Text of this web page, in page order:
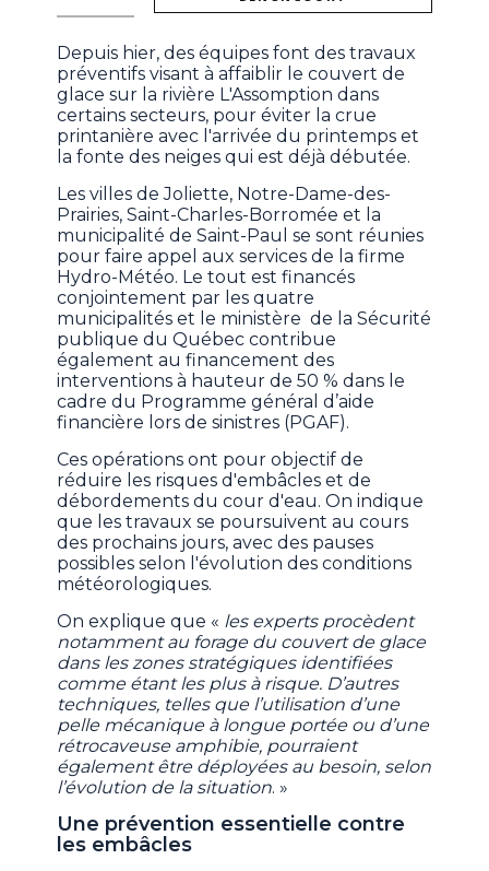
Depuis hier, des équipes font des travaux
préventifs visant à affaiblir le couvert de
glace sur la rivière L'Assomption dans
certains secteurs, pour éviter la crue
printanière avec l'arrivée du printemps et
la fonte des neiges qui est déjà débutée.
Les villes de Joliette, Notre-Dame-des-
Prairies, Saint-Charles-Borromée et la
municipalité de Saint-Paul se sont réunies
pour faire appel aux services de la firme
Hydro-Météo. Le tout est financés
conjointement par les quatre
municipalités et le ministère de la Sécurité
publique du Québec contribue
également au financement des
interventions à hauteur de 50 % dans le
cadre du Programme général d’aide
financière lors de sinistres (PGAF).
Ces opérations ont pour objectif de
réduire les risques d'embâcles et de
débordements du cour d'eau. On indique
que les travaux se poursuivent au cours
des prochains jours, avec des pauses
possibles selon l'évolution des conditions
météorologiques.
On explique que « les experts procèdent
notamment au forage du couvert de glace
dans les zones stratégiques identifiées
comme étant les plus à risque. D’autres
techniques, telles que l’utilisation d’une
pelle mécanique à longue portée ou d’une
rétrocaveuse amphibie, pourraient
également être déployées au besoin, selon
l’évolution de la situation. »
Une prévention essentielle contre
les embâcles